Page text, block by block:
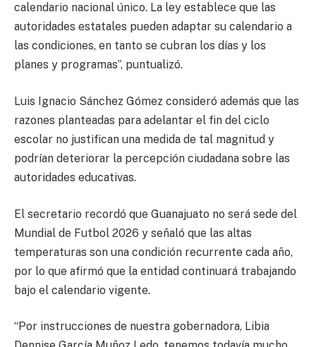
calendario nacional único. La ley establece que las
autoridades estatales pueden adaptar su calendario a
las condiciones, en tanto se cubran los días y los
planes y programas”, puntualizó.
Luis Ignacio Sánchez Gómez consideró además que las
razones planteadas para adelantar el fin del ciclo
escolar no justifican una medida de tal magnitud y
podrían deteriorar la percepción ciudadana sobre las
autoridades educativas.
El secretario recordó que Guanajuato no será sede del
Mundial de Futbol 2026 y señaló que las altas
temperaturas son una condición recurrente cada año,
por lo que afirmó que la entidad continuará trabajando
bajo el calendario vigente.
“Por instrucciones de nuestra gobernadora, Libia